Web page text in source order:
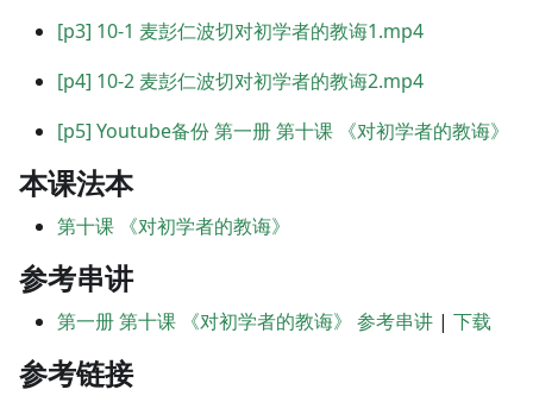
[p3] 10-1 麦彭仁波切对初学者的教诲1.mp4
[p4] 10-2 麦彭仁波切对初学者的教诲2.mp4
[p5] Youtube备份 第一册 第十课 《对初学者的教诲》
本课法本
第十课 《对初学者的教诲》
参考串讲
第一册 第十课 《对初学者的教诲》 参考串讲 | 下载
参考链接